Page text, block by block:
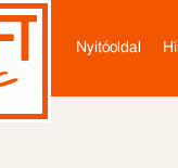
Nyitóoldal